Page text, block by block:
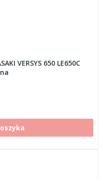
VERSYS 650 LE650C